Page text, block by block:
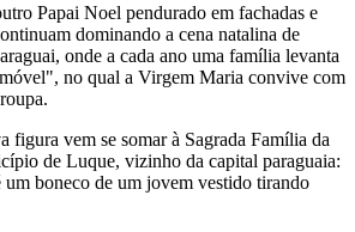
Papai Noel pendurado em fachadas e
dominando a cena natalina de
onde a cada ano uma família levanta
no qual a Virgem Maria convive com
figura vem se somar à Sagrada Família da
de Luque, vizinho da capital paraguaia:
um boneco de um jovem vestido tirando